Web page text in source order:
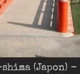
(Japon) -